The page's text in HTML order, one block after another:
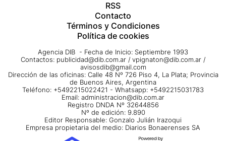
RSS
Contacto
Términos y Condiciones
Política de cookies
Agencia DIB - Fecha de Inicio: Septiembre 1993
Contactos: publicidad@dib.com.ar / vpignaton@dib.com.ar /
avisosdib@gmail.com
Dirección de las oficinas: Calle 48 Nº 726 Piso 4, La Plata; Provincia
de Buenos Aires, Argentina
Teléfono: +5492215022421 - Whatsapp: +5492215031783
Email: administracion@dib.com.ar
Registro DNDA Nº 32644856
Nº de edición: 9.890
Editor Responsable: Gonzalo Julián Irazoqui
Empresa propietaria del medio: Diarios Bonaerenses SA